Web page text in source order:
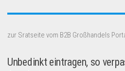
zur Sratseite vom B2B Großhandels
Unbedinkt eintragen, so